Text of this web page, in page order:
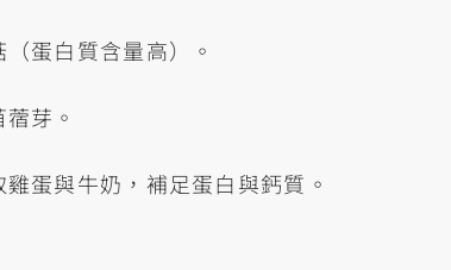
蛋白質含量高）。
芽。
蛋與牛奶，補足蛋白與鈣質。